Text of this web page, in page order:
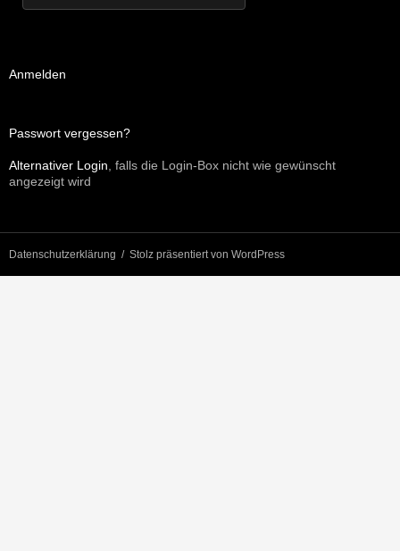
Anmelden
Passwort vergessen?
Alternativer Login , falls die Login-Box nicht wie gewünscht
angezeigt wird
Datenschutzerklärung Stolz präsentiert von WordPress